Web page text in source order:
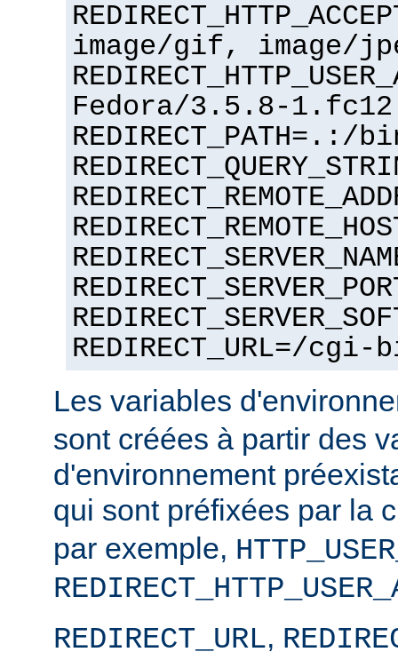
image/gif, image/
Fedora/3.5.8-
REDIRECT_URL=/
Les variables
sont créées à partir des
d'environnement
qui sont préfixées par la
par exemple,
REDIRECT_URL,